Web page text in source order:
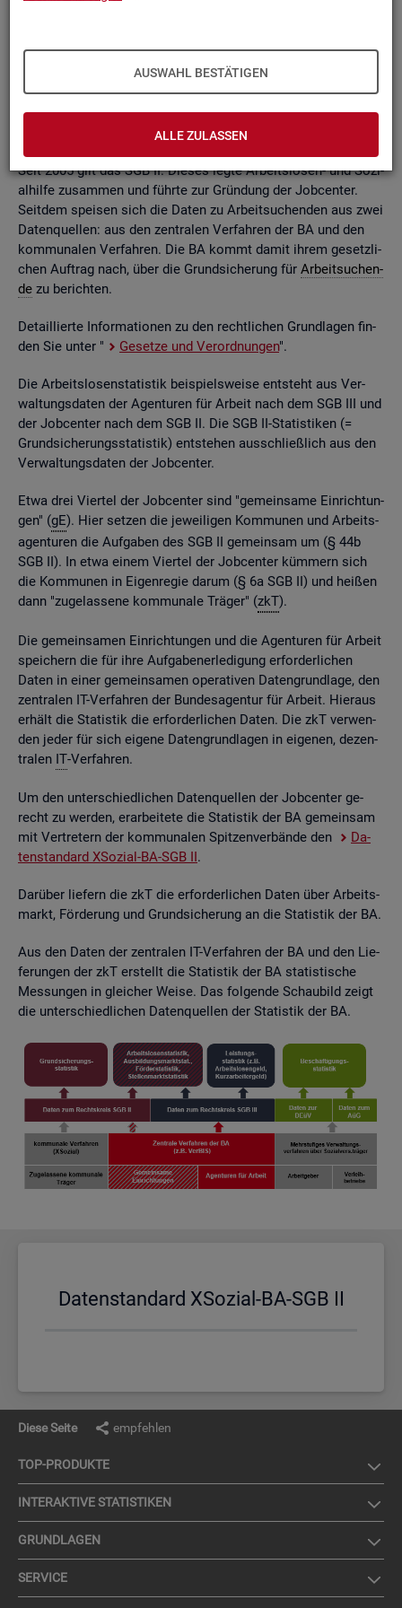
AUSWAHL BESTÄTIGEN
ALLE ZULASSEN
Grund­la­ge kön­nen Be­stän­de, Zu- und Ab­gän­ge,Dau­ern, Leis­
tungs­hö­hen und viele an­de­re sta­tis­ti­sche Mess­grö­ßen er­mit­
telt wer­den. Die Werte lie­gen re­gio­nal tief ge­glie­dert und
nach viel­fäl­ti­gen so­zio­de­mo­gra­fi­schen und er­werbs­bio­gra­fi­
Seit 2005 gilt das SGB II. Die­ses legte Ar­beits­lo­sen- und So­zi­
al­hil­fe zu­sam­men und führ­te zur Grün­dung der Job­cen­ter.
Seit­dem spei­sen sich die Daten zu Ar­beit­su­chen­den aus zwei
Da­ten­quel­len: aus den zen­tra­len Ver­fah­ren der BA und den
kom­mu­na­len Ver­fah­ren. Die BA kommt damit ihrem ge­setz­li­
chen Auf­trag nach, über die Grund­si­che­rung für Ar­beit­su­chen­
de zu be­rich­ten.
De­tail­lier­te In­for­ma­tio­nen zu den recht­li­chen Grund­la­gen fin­
den Sie unter "
Ge­set­ze und Ver­ord­nun­gen".
Die Ar­beits­lo­sen­sta­tis­tik bei­spiels­wei­se ent­steht aus Ver­
wal­tungs­da­ten der Agen­tu­ren für Ar­beit nach dem SGB III und
der Job­cen­ter nach dem SGB II. Die SGB II-Sta­tis­ti­ken (=
Grund­si­che­rungs­sta­tis­tik) ent­ste­hen aus­schlie­ß­lich aus den
Ver­wal­tungs­da­ten der Job­cen­ter.
Etwa drei Vier­tel der Job­cen­ter sind "ge­mein­sa­me Ein­rich­tun­
gen" (gE). Hier set­zen die je­wei­li­gen Kom­mu­nen und Ar­beits­
agen­tu­ren die Auf­ga­ben des SGB II ge­mein­sam um (§ 44b
SGB II). In etwa einem Vier­tel der Job­cen­ter küm­mern sich
die Kom­mu­nen in Ei­gen­re­gie darum (§ 6a SGB II) und hei­ßen
dann "zu­ge­las­se­ne kom­mu­na­le Trä­ger" (zkT).
Die ge­mein­sa­men Ein­rich­tun­gen und die Agen­tu­ren für Ar­beit
spei­chern die für ihre Auf­ga­ben­er­le­di­gung er­for­der­li­chen
Daten in einer ge­mein­sa­men ope­ra­ti­ven Da­ten­grund­la­ge, den
zen­tra­len IT-Ver­fah­ren der Bun­des­agen­tur für Ar­beit. Hier­aus
er­hält die Sta­tis­tik die er­for­der­li­chen Daten. Die zkT ver­wen­
den jeder für sich ei­ge­ne Da­ten­grund­la­gen in ei­ge­nen, de­zen­
tra­len IT-Ver­fah­ren.
Um den un­ter­schied­li­chen Da­ten­quel­len der Job­cen­ter ge­
recht zu wer­den, er­ar­bei­te­te die Sta­tis­tik der BA ge­mein­sam
mit Ver­tre­tern der kom­mu­na­len Spit­zen­ver­bän­de den
Da­
ten­stan­dard XSo­zi­al-BA-SGB II.
Dar­über lie­fern die zkT die er­for­der­li­chen Daten über Ar­beits­
markt, För­de­rung und Grund­si­che­rung an die Sta­tis­tik der BA.
Aus den Daten der zen­tra­len IT-Ver­fah­ren der BA und den Lie­
fe­run­gen der zkT er­stellt die Sta­tis­tik der BA sta­tis­ti­sche
Mes­sun­gen in glei­cher Weise. Das fol­gen­de Schau­bild zeigt
die un­ter­schied­li­chen Da­ten­quel­len der Sta­tis­tik der BA.
Da­ten­stan­dard XSo­zi­al-BA-SGB II
Diese Seite empfehlen
TOP-PRO­DUK­TE
IN­TER­AK­TI­VE STA­TIS­TI­KEN
GRUND­LA­GEN
SER­VICE